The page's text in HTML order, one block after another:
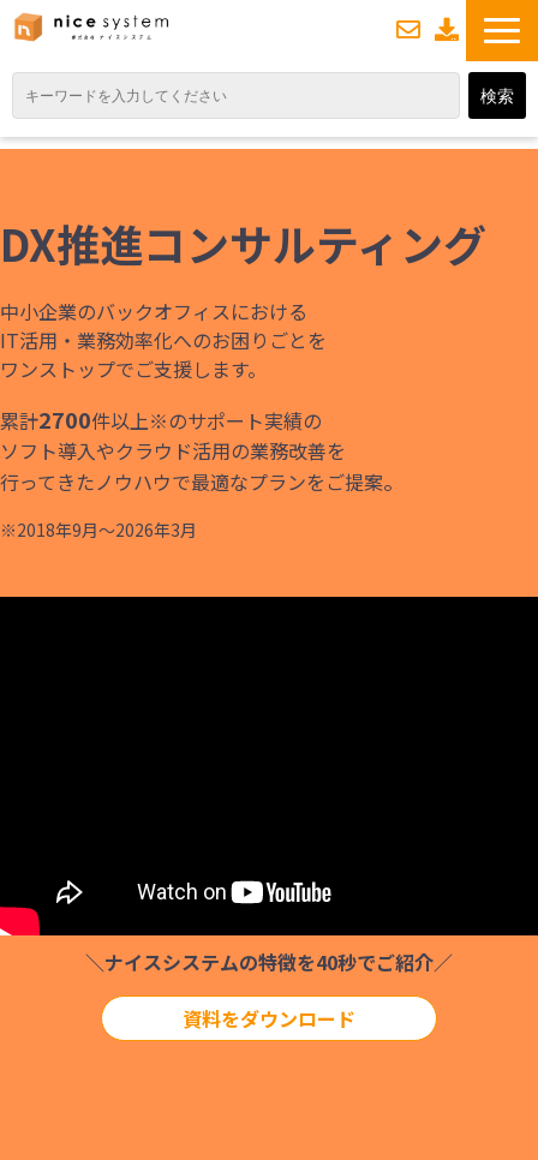
業務DXソリューション
導入事例
業務のお悩みスッキリ通信
よくあるご質問
DX推進コンサルティング
中小企業のバックオフィスにおける
IT活用・業務効率化へのお困りごとを
ワンストップでご支援します。
累計2700件以上※のサポート実績の
ソフト導入やクラウド活用の業務改善を
行ってきたノウハウで最適なプランをご提案。
※2018年9月～2026年3月
＼ナイスシステムの特徴を40秒でご紹介／
資料をダウンロード